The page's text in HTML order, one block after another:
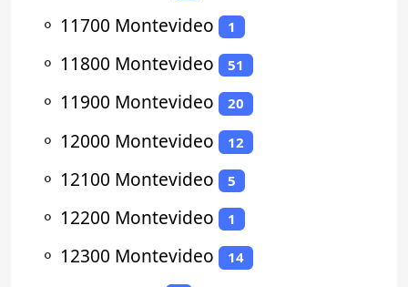
⚬ 11700 Montevideo 1
⚬ 11800 Montevideo 51
⚬ 11900 Montevideo 20
⚬ 12000 Montevideo 12
⚬ 12100 Montevideo 5
⚬ 12200 Montevideo 1
⚬ 12300 Montevideo 14